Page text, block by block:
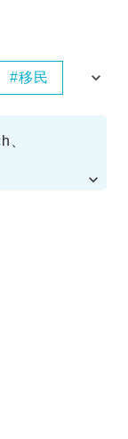
移民
、